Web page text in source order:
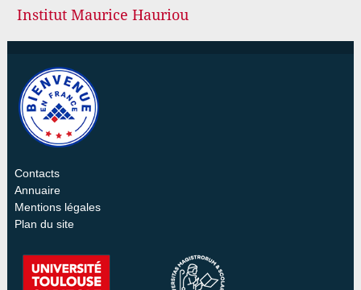
Institut Maurice Hauriou
Contacts
Annuaire
Mentions légales
Plan du site